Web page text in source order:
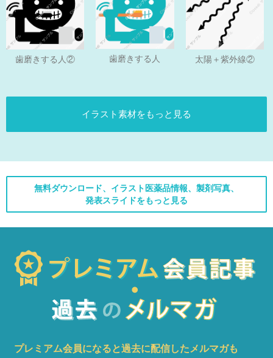
歯磨きする人② 歯磨きする人 太陽＋紫外線②
イラスト素材をもっと見る
無料ダウンロード、イラスト医薬品情報、製剤写真、
発表スライドをもっと見る
プレミアム会員になると過去に配信したメルマガも